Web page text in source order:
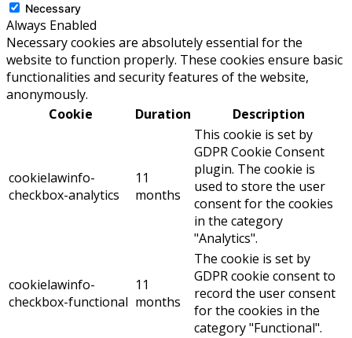
Necessary
Always Enabled
Necessary cookies are absolutely essential for the
website to function properly. These cookies ensure basic
functionalities and security features of the website,
anonymously.
Cookie
Duration Description
cookielawinfo-
checkbox-analytics
11
months
This cookie is set by
GDPR Cookie Consent
plugin. The cookie is
used to store the user
consent for the cookies
in the category
"Analytics".
cookielawinfo-
checkbox-functional
11
months
The cookie is set by
GDPR cookie consent to
record the user consent
for the cookies in the
category "Functional".